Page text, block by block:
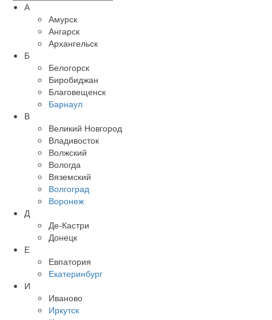
А
Амурск
Ангарск
Архангельск
Б
Белогорск
Биробиджан
Благовещенск
Барнаул
В
Великий Новгород
Владивосток
Волжский
Вологда
Вяземский
Волгоград
Воронеж
Д
Де-Кастри
Донецк
Е
Евпатория
Екатеринбург
И
Иваново
Иркутск